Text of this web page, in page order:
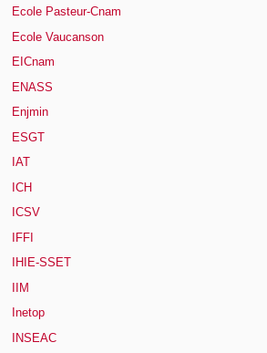
Ecole Pasteur-Cnam
Ecole Vaucanson
EICnam
ENASS
Enjmin
ESGT
IAT
ICH
ICSV
IFFI
IHIE-SSET
IIM
Inetop
INSEAC